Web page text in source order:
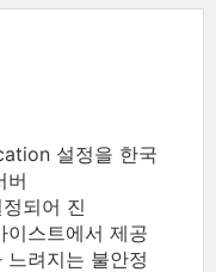
설정을 한국
버
되어 진
스트에서 제공
려지는 불안정